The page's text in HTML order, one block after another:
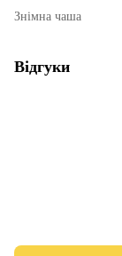
Знімна чаша
Відгуки